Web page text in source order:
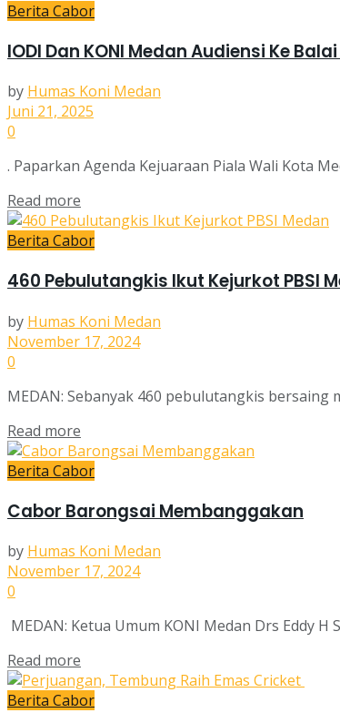
Berita Cabor
IODI Dan KONI Medan Audiensi Ke
by Humas Koni Medan
Juni 21, 2025
0
. Paparkan Agenda Kejuaraan Piala Wali Kota
Read more
Berita Cabor
460 Pebulutangkis Ikut Kejurkot PBSI
by Humas Koni Medan
November 17, 2024
0
MEDAN: Sebanyak 460 pebulutangkis bersaing
Read more
Berita Cabor
Cabor Barongsai Membanggakan
by Humas Koni Medan
November 17, 2024
0
MEDAN: Ketua Umum KONI Medan Drs Eddy
Read more
Berita Cabor